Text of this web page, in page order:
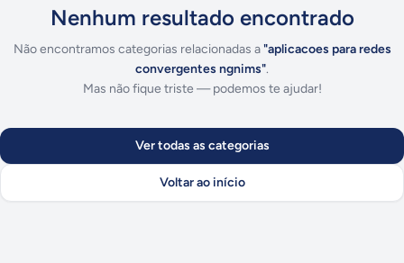
Nenhum resultado encontrado
Não encontramos categorias relacionadas a"aplicacoes para redes
convergentes ngnims".
Mas não fique triste — podemos te ajudar!
Ver todas as categorias
Voltar ao início